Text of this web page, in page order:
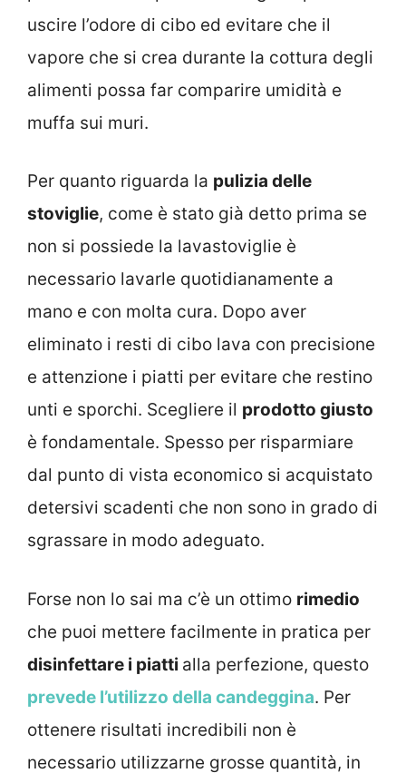
uscire l’odore di cibo ed evitare che il
vapore che si crea durante la cottura degli
alimenti possa far comparire umidità e
muffa sui muri.
Per quanto riguarda la pulizia delle
stoviglie, come è stato già detto prima se
non si possiede la lavastoviglie è
necessario lavarle quotidianamente a
mano e con molta cura. Dopo aver
eliminato i resti di cibo lava con precisione
e attenzione i piatti per evitare che restino
unti e sporchi. Scegliere il prodotto giusto
è fondamentale. Spesso per risparmiare
dal punto di vista economico si acquistato
detersivi scadenti che non sono in grado di
sgrassare in modo adeguato.
Forse non lo sai ma c’è un ottimo rimedio
che puoi mettere facilmente in pratica per
disinfettare i piatti alla perfezione, questo
prevede l’utilizzo della candeggina. Per
ottenere risultati incredibili non è
necessario utilizzarne grosse quantità, in